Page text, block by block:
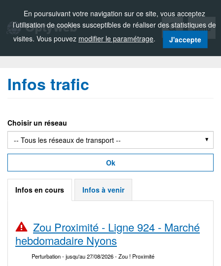
En poursuivant votre navigation sur ce site, vous acceptez
l’utilisation de cookies susceptibles de réaliser des statistiques de
visites. Vous pouvez modifier le paramétrage. J'accepte
Menu
Infos trafic
Choisir un réseau
Ok
Infos en cours Infos à venir
Zou Proximité - Ligne 924 - Marché
hebdomadaire Nyons
Perturbation- jusqu'au 27/08/2026- Zou ! Proximité